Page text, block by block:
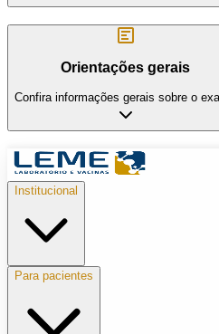
Orientações gerais
Confira informações gerais sobre o
Institucional
Para pacientes